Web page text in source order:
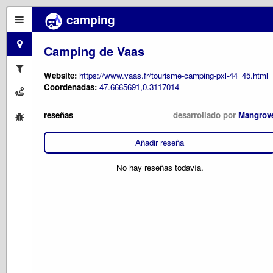
camping
Camping de Vaas
Website: https://www.vaas.fr/tourisme-camping-pxl-44_45.html
Coordenadas: 47.6665691,0.3117014
reseñas desarrollado por
Añadir reseña
No hay reseñas todavía.